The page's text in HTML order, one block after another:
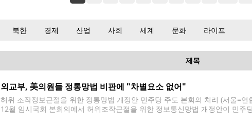
북한 경제 산업 사회 세계 문화 라이프
제목
외교부, 美의원들 정통망법 비판에 "차별요소 없어"
허위 조작정보근절을 위한 정통망법 개정안 민주당 주도 본회의 처리 (서울=
12월 임시국회 본회의에서 허위조작근절을 위한 정보통신망법 개정안이 민